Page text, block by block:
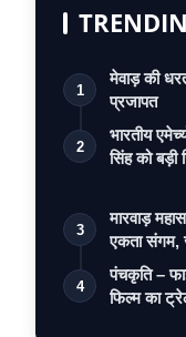
1
मेवाड़ की
प्रजापत
2
भारतीय
सिंह को बड़ी
3
मारवाड़
एकता
4
पंचकृति –
फिल्म का